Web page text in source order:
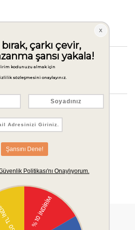
Kargo bedava!
ödemenizi
iade ve değişim